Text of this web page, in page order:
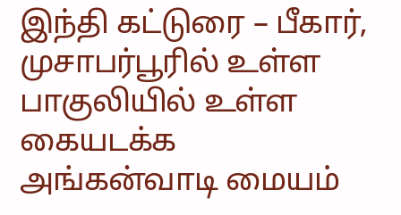
உபயோகத்திற்கான
ஆற்றல்
ஆலோசனை
சேவை மற்றும்
பராமரிப்பு
இந்தி கட்டுரை – பீகார்,
முசாபர்பூரில் உள்ள
பாகுலியில் உள்ள
கையடக்க
அங்கன்வாடி மையம்